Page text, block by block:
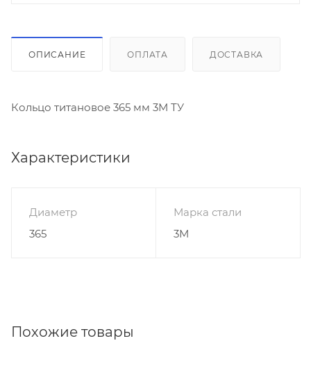
ОПИСАНИЕ ОПЛАТА ДОСТАВКА
Кольцо титановое 365 мм 3М ТУ
Характеристики
Диаметр
365
Марка стали
3М
Похожие товары